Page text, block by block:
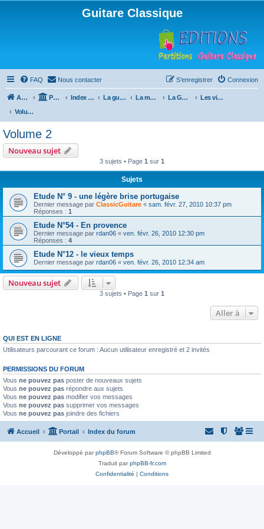
Guitare Classique
FAQ Nous contacter Connexion
S’enregistrer
Accueil Portail Index du forum La guitare : instrument, cours et théorie La méthode à Paulo La Guitare, Paulo da Fontoura
Les vidéos de la méthode
Volume 2
Volume 2
Nouveau sujet
3 sujets • Page 1 sur 1
Sujets
Etude N° 9 - une légère brise portugaise
Dernier message par ClassicGuitare « sam. févr. 27, 2010 10:37 pm
Réponses : 1
Etude N°54 - En provence
Dernier message par rdan06 « ven. févr. 26, 2010 12:30 pm
Réponses : 4
Etude N°12 - le vieux temps
Dernier message par rdan06 « ven. févr. 26, 2010 12:34 am
Nouveau sujet
3 sujets • Page 1 sur 1
Aller à
QUI EST EN LIGNE
Utilisateurs parcourant ce forum : Aucun utilisateur enregistré et 2 invités
PERMISSIONS DU FORUM
Vous ne pouvez pas poster de nouveaux sujets
Vous ne pouvez pas répondre aux sujets
Vous ne pouvez pas modifier vos messages
Vous ne pouvez pas supprimer vos messages
Vous ne pouvez pas joindre des fichiers
Accueil Portail Index du forum
Développé parphpBB® Forum Software © phpBB Limited
Traduit parphpBB-fr.com
Confidentialité | Conditions